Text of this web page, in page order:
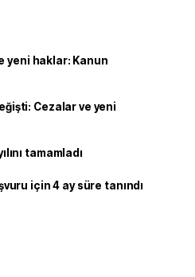
yeni haklar: Kanun
Cezalar ve yeni
tamamladı
için 4 ay süre tanındı